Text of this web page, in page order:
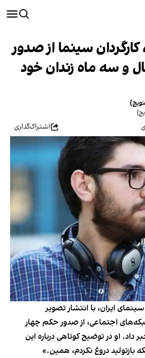
سینما از صدور
و سه ماه زندان خود
اشتراک‌گذاری
ایران، با انتشار تصویر
اجتماعی، از صدور حکم چهار
داد. او در توضیح کوتاهی درباره این
بازتولید دروغ نکردم، همین.»